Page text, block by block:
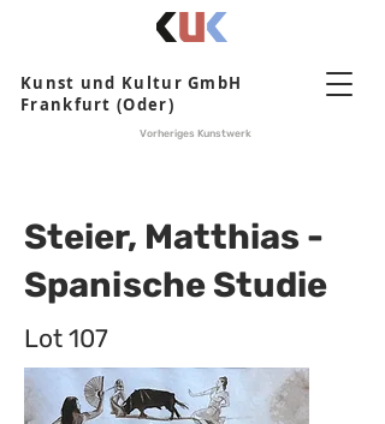
Kunst und Kultur GmbH
Frankfurt (Oder)
Vorheriges Kunstwerk
Steier, Matthias -
Spanische Studie
Lot 107